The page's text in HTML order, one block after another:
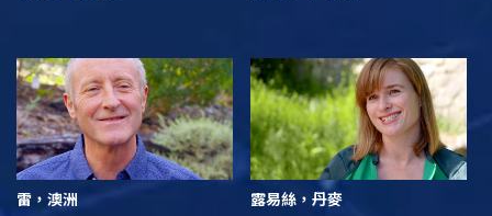
雷，澳洲 露易絲，丹麥